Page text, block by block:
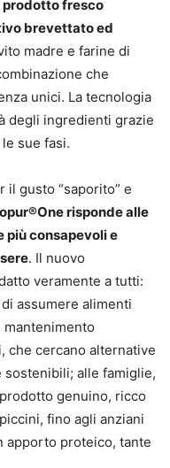
prodotto fresco
brevettato ed
madre e farine di
che
unici. La tecnologia
degli ingredienti grazie
sue fasi.
il gusto “saporito” e
risponde alle
più consapevoli e
. Il nuovo
veramente a tutti:
assumere alimenti
che cercano alternative
alle famiglie,
genuino, ricco
fino agli anziani
apporto proteico, tante